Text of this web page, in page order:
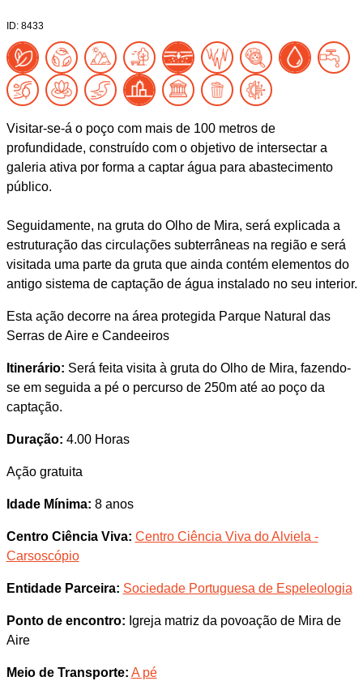
ID: 8433
Visitar-se-á o poço com mais de 100 metros de
profundidade, construído com o objetivo de intersectar a
galeria ativa por forma a captar água para abastecimento
público.
Seguidamente, na gruta do Olho de Mira, será explicada a
estruturação das circulações subterrâneas na região e será
visitada uma parte da gruta que ainda contém elementos do
antigo sistema de captação de água instalado no seu interior.
Esta ação decorre na área protegida Parque Natural das
Serras de Aire e Candeeiros
Itinerário: Será feita visita à gruta do Olho de Mira, fazendo-
se em seguida a pé o percurso de 250m até ao poço da
captação.
Duração: 4.00 Horas
Ação gratuita
Idade Mínima: 8 anos
Centro Ciência Viva: Centro Ciência Viva do Alviela -
Carsoscópio
Entidade Parceira: Sociedade Portuguesa de Espeleologia
Ponto de encontro: Igreja matriz da povoação de Mira de
Aire
Meio de Transporte: A pé